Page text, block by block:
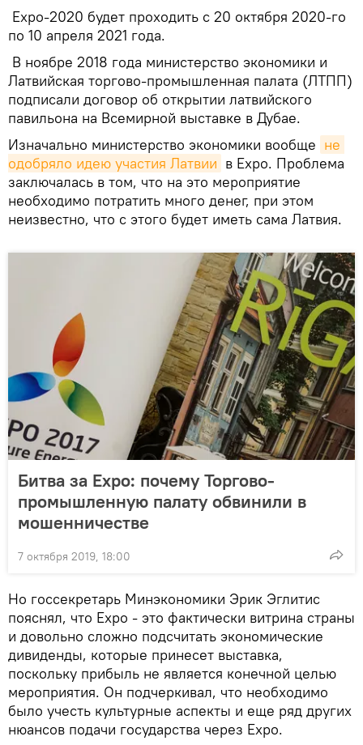
Expo-2020 будет проходить с 20 октября 2020-го
по 10 апреля 2021 года.
В ноябре 2018 года министерство экономики и
Латвийская торгово-промышленная палата (ЛТПП)
подписали договор об открытии латвийского
павильона на Всемирной выставке в Дубае.
Изначально министерство экономики вообще не
одобряло идею участия Латвии в Expo. Проблема
заключалась в том, что на это мероприятие
необходимо потратить много денег, при этом
неизвестно, что с этого будет иметь сама Латвия.
Битва за Expo: почему Торгово-
промышленную палату обвинили в
мошенничестве
7 октября 2019, 18:00
Но госсекретарь Минэкономики Эрик Эглитис
пояснял, что Expo - это фактически витрина страны
и довольно сложно подсчитать экономические
дивиденды, которые принесет выставка,
поскольку прибыль не является конечной целью
мероприятия. Он подчеркивал, что необходимо
было учесть культурные аспекты и еще ряд других
нюансов подачи государства через Expo.